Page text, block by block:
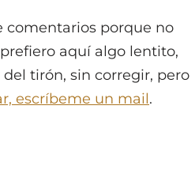
comentarios porque no
aquí algo lentito,
tirón, sin corregir, pero
escríbeme un mail.